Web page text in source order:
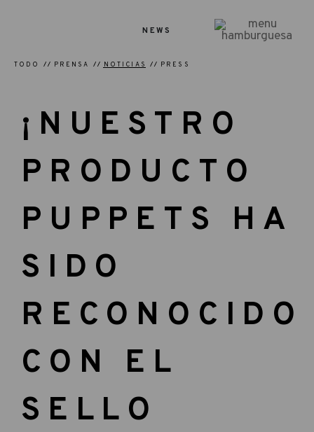
NEWS
TODO PRENSA NOTICIAS PRESS
¡NUESTRO
PRODUCTO
PUPPETS HA
SIDO
RECONOCIDO
CON EL
SELLO